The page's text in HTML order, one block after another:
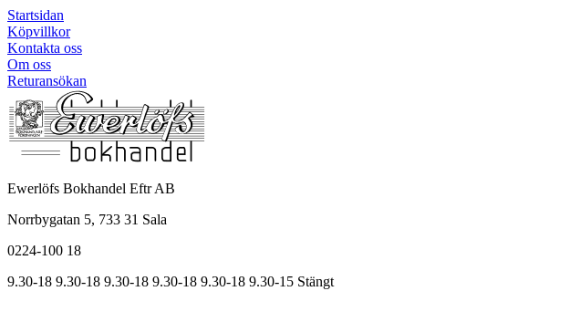
Startsidan
Köpvillkor
Kontakta oss
Om oss
Returansökan
Ewerlöfs Bokhandel Eftr AB
Norrbygatan 5, 733 31 Sala
0224-100 18
9.30-18 9.30-18 9.30-18 9.30-18 9.30-18 9.30-15 Stängt